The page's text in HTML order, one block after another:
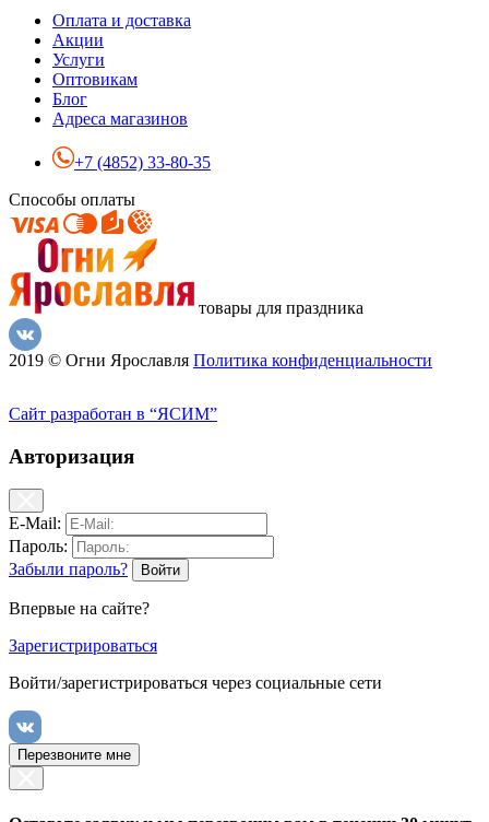
Оплата и доставка
Акции
Услуги
Оптовикам
Блог
Адреса магазинов
+7 (4852) 33-80-35
Способы оплаты
товары для праздника
2019 © Огни Ярославля Политика конфиденциальности
Сайт разработан в “ЯСИМ”
Авторизация
E-Mail:
Пароль:
Забыли пароль?
Впервые на сайте?
Зарегистрироваться
Войти/зарегистрироваться через социальные сети
Перезвоните мне